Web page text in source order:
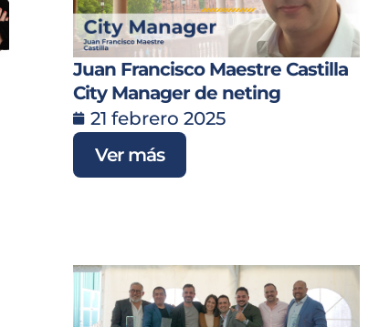
Juan Francisco Maestre Castilla
City Manager de neting
21 febrero 2025
Ver más